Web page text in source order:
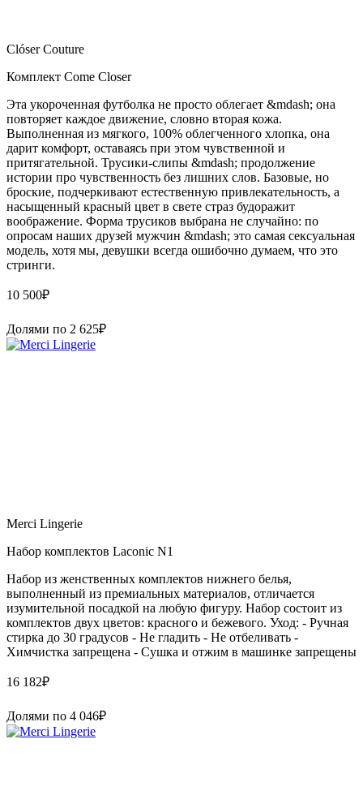
Clóser Couture
Комплект Come Closer
Эта укороченная футболка не просто облегает &mdash; она
повторяет каждое движение, словно вторая кожа.
Выполненная из мягкого, 100% облегченного хлопка, она
дарит комфорт, оставаясь при этом чувственной и
притягательной. Трусики-слипы &mdash; продолжение
истории про чувственность без лишних слов. Базовые, но
броские, подчеркивают естественную привлекательность, а
насыщенный красный цвет в свете страз будоражит
воображение. Форма трусиков выбрана не случайно: по
опросам наших друзей мужчин &mdash; это самая сексуальная
модель, хотя мы, девушки всегда ошибочно думаем, что это
стринги.
10 500₽
Долями по 2 625₽
Merci Lingerie
Набор комплектов Laconic N1
Набор из женственных комплектов нижнего белья,
выполненный из премиальных материалов, отличается
изумительной посадкой на любую фигуру. Набор состоит из
комплектов двух цветов: красного и бежевого. Уход: - Ручная
стирка до 30 градусов - Не гладить - Не отбеливать -
Химчистка запрещена - Сушка и отжим в машинке запрещены
16 182₽
Долями по 4 046₽